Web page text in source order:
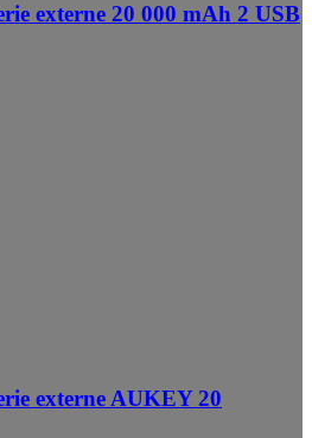
externe 20 000 mAh 2 USB
externe AUKEY 20